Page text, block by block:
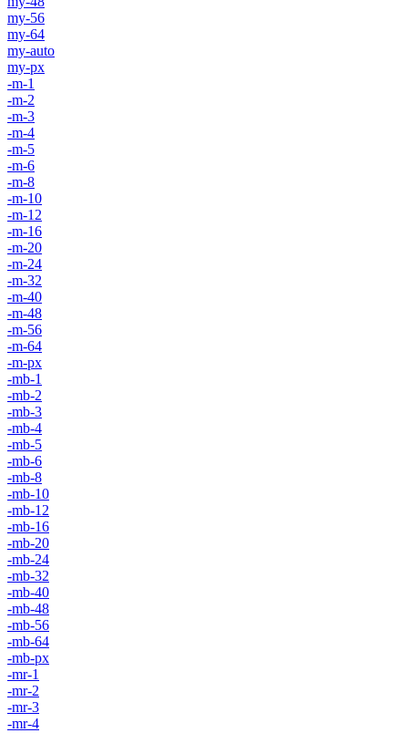
my-56
my-64
my-auto
my-px
-m-1
-m-2
-m-3
-m-4
-m-5
-m-6
-m-8
-m-10
-m-12
-m-16
-m-20
-m-24
-m-32
-m-40
-m-48
-m-56
-m-64
-m-px
-mb-1
-mb-2
-mb-3
-mb-4
-mb-5
-mb-6
-mb-8
-mb-10
-mb-12
-mb-16
-mb-20
-mb-24
-mb-32
-mb-40
-mb-48
-mb-56
-mb-64
-mb-px
-mr-1
-mr-2
-mr-3
-mr-4